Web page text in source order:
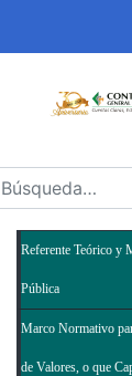
Saltar al
Abrir menú
Referente Teórico y
Pública
Marco Normativo
de Valores, o que